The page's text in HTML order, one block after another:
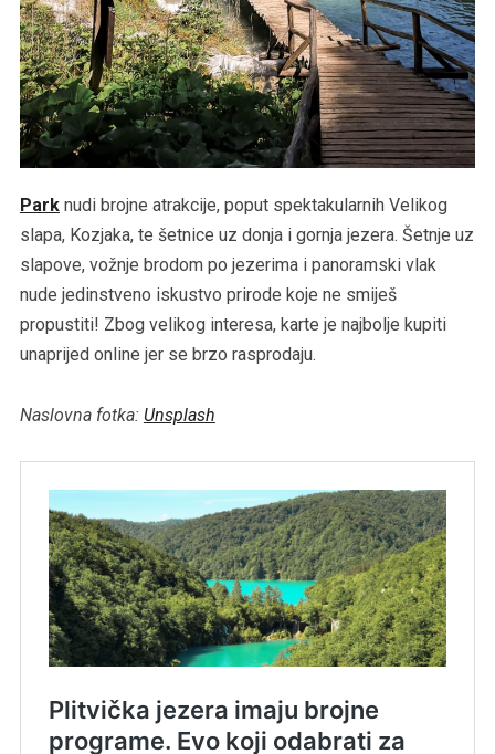
Parknudi brojne atrakcije, poput spektakularnih Velikog
slapa, Kozjaka, te šetnice uz donja i gornja jezera. Šetnje uz
slapove, vožnje brodom po jezerima i panoramski vlak
nude jedinstveno iskustvo prirode koje ne smiješ
propustiti! Zbog velikog interesa, karte je najbolje kupiti
unaprijed online jer se brzo rasprodaju.
Naslovna fotka: Unsplash